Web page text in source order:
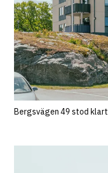
Bergsvägen 49 stod